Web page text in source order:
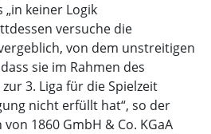
„in keiner Logik
versuche die
von dem unstreitigen
sie im Rahmen des
3. Liga für die Spielzeit
nicht erfüllt hat“, so der
von 1860 GmbH & Co. KGaA